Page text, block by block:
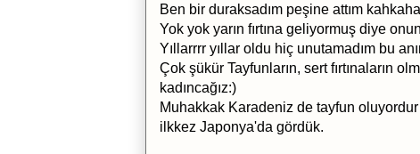
Ben bir duraksadım peşine attım
Yok yok yarın fırtına geliyormuş diye
Yıllarrrr yıllar oldu hiç unutamadım bu
Çok şükür Tayfunların, sert fırtınaların
kadıncağız:)
Muhakkak Karadeniz de tayfun
ilkkez Japonya'da gördük.